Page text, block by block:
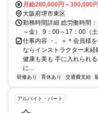
ル）の2F
月給280,000円～300,000円
大阪府堺市東区
勤務時間詳細 総労働時間
～金） 9：00～17：00（土
仕事内容 ・。＋＊会員様
ならインストラクター未
健康も美も 手に入れられ
に...
研修あり 育休あり 交通費支給
アルバイト・パート